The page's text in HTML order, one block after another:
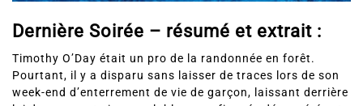
Dernière Soirée – résumé et extrait :
Timothy O’Day était un pro de la randonnée en forêt.
Pourtant, il y a disparu sans laisser de traceslors de son